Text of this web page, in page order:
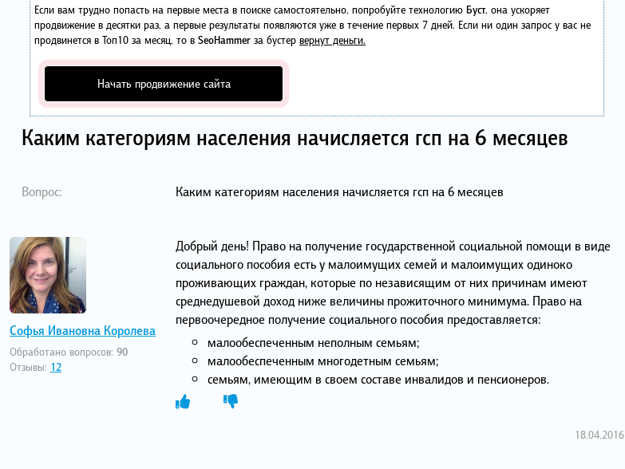
Если вам трудно попасть на первые места в поиске самостоятельно, попробуйте технологию Буст, она ускоряет
продвижение в десятки раз, а первые результаты появляются уже в течение первых 7 дней. Если ни один запрос у вас не
продвинется в Топ10 за месяц, то в SeoHammer за бустер вернут деньги.
Начать продвижение сайта
Каким категориям населения начисляется гсп на 6 месяцев
Вопрос: Каким категориям населения начисляется гсп на 6 месяцев
Софья Ивановна Королева
Обработано вопросов: 90
Отзывы: 12
Добрый день! Право на получение государственной социальной помощи в виде
социального пособия есть у малоимущих семей и малоимущих одиноко
проживающих граждан, которые по независящим от них причинам имеют
среднедушевой доход ниже величины прожиточного минимума. Право на
первоочередное получение социального пособия предоставляется:
малообеспеченным неполным семьям;
малообеспеченным многодетным семьям;
семьям, имеющим в своем составе инвалидов и пенсионеров.
18.04.2016